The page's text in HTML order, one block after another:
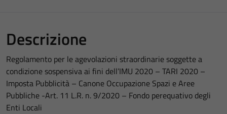
Descrizione
Regolamento per le agevolazioni straordinarie soggette a
condizione sospensiva ai fini dell’IMU 2020 – TARI 2020 –
Imposta Pubblicità – Canone Occupazione Spazi e Aree
Pubbliche -Art. 11 L.R. n. 9/2020 – Fondo perequativo degli
Enti Locali